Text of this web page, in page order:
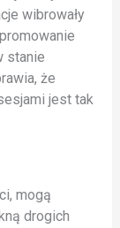
wibrowały
stanie
że
jest tak
mogą
drogich